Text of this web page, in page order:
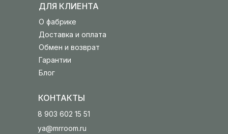
Блог
Гарантии
Обмен и возврат
Доставка и оплата
О фабрике
ДЛЯ КЛИЕНТА
КОНТАКТЫ
8 903 602 15 51
ya@mrroom.ru